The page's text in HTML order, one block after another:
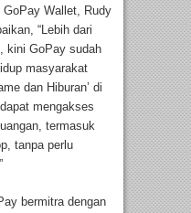
GoPay Wallet, Rudy
“Lebih dari
kini GoPay sudah
masyarakat
dan Hiburan’ di
mengakses
termasuk
tanpa perlu
bermitra dengan